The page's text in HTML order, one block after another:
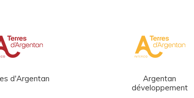
d'Argentan
Argentan
développement